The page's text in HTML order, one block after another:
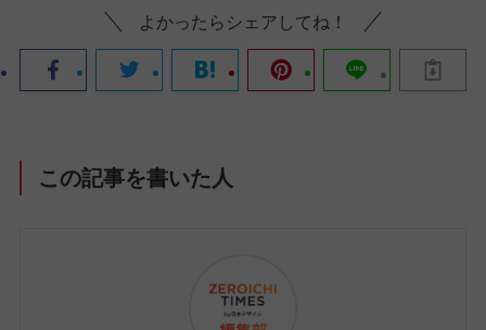
よかったらシェアしてね！
この記事を書いた人